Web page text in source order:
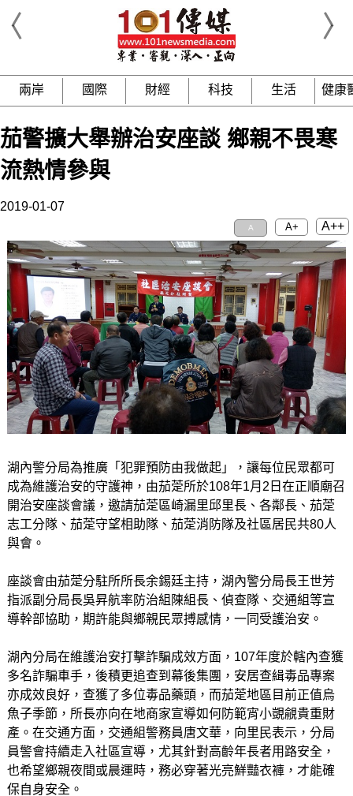
兩岸 國際 財經 科技 生活 健康
茄警擴大舉辦治安座談 鄉親不畏寒
流熱情參與
2019-01-07
A A+ A++
湖內警分局為推廣「犯罪預防由我做起」，讓每位民眾都可
成為維護治安的守護神，由茄萣所於108年1月2日在正順廟召
開治安座談會議，邀請茄萣區崎漏里邱里長、各鄰長、茄萣
志工分隊、茄萣守望相助隊、茄萣消防隊及社區居民共80人
與會。
座談會由茄萣分駐所所長余錫廷主持，湖內警分局長王世芳
指派副分局長吳昇航率防治組陳組長、偵查隊、交通組等宣
導幹部協助，期許能與鄉親民眾搏感情，一同受護治安。
湖內分局在維護治安打擊詐騙成效方面，107年度於轄內查獲
多名詐騙車手，後積更追查到幕後集團，安居查緝毒品專案
亦成效良好，查獲了多位毒品藥頭，而茄萣地區目前正值烏
魚子季節，所長亦向在地商家宣導如何防範宵小覬覦貴重財
產。在交通方面，交通組警務員唐文華，向里民表示，分局
員警會持續走入社區宣導，尤其針對高齡年長者用路安全，
也希望鄉親夜間或晨運時，務必穿著光亮鮮豔衣褲，才能確
保自身安全。